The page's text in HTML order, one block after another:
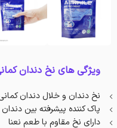
ویژگی های نخ دندان
نخ دندان و خلال دندان کمانی
پاک کننده پیشرفته بین
دارای نخ مقاوم با طعم نعنا